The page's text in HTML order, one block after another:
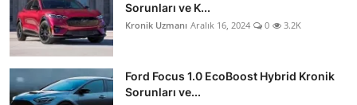
Sorunları ve K...
Kronik Uzmanı Aralık 16, 2024 0 3.2K
Ford Focus 1.0 EcoBoost Hybrid Kronik
Sorunları ve...